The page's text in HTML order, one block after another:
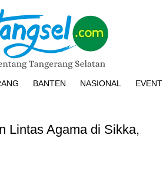
BANTEN NASIONAL EVENT
Lintas Agama di Sikka,